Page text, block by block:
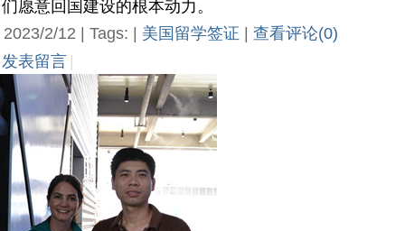
们愿意回国建设的根本动力。
2023/2/12 | Tags: | 美国留学签证
查看评论(0)
发表留言